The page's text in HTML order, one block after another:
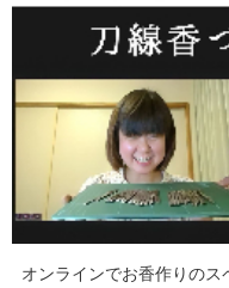
オンラインでお香作りの